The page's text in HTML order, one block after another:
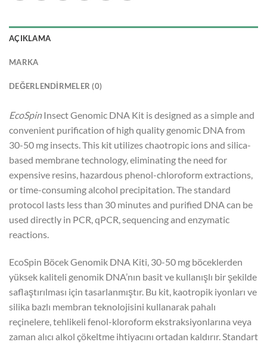
AÇIKLAMA
MARKA
DEĞERLENDIRMELER (0)
EcoSpinInsect Genomic DNA Kit is designed as a simple and
convenient purification of high quality genomic DNA from
30-50 mg insects. This kit utilizes chaotropic ions and silica-
based membrane technology, eliminating the need for
expensive resins, hazardous phenol-chloroform extractions,
or time-consuming alcohol precipitation. The standard
protocol lasts less than 30 minutes and purified DNA can be
used directly in PCR, qPCR, sequencing and enzymatic
reactions.
EcoSpin Böcek Genomik DNA Kiti, 30-50 mg böceklerden
yüksek kaliteli genomik DNA’nın basit ve kullanışlı bir şekilde
saflaştırılması için tasarlanmıştır. Bu kit, kaotropik iyonları ve
silika bazlı membran teknolojisini kullanarak pahalı
reçinelere, tehlikeli fenol-kloroform ekstraksiyonlarına veya
zaman alıcı alkol çökeltme ihtiyacını ortadan kaldırır. Standart